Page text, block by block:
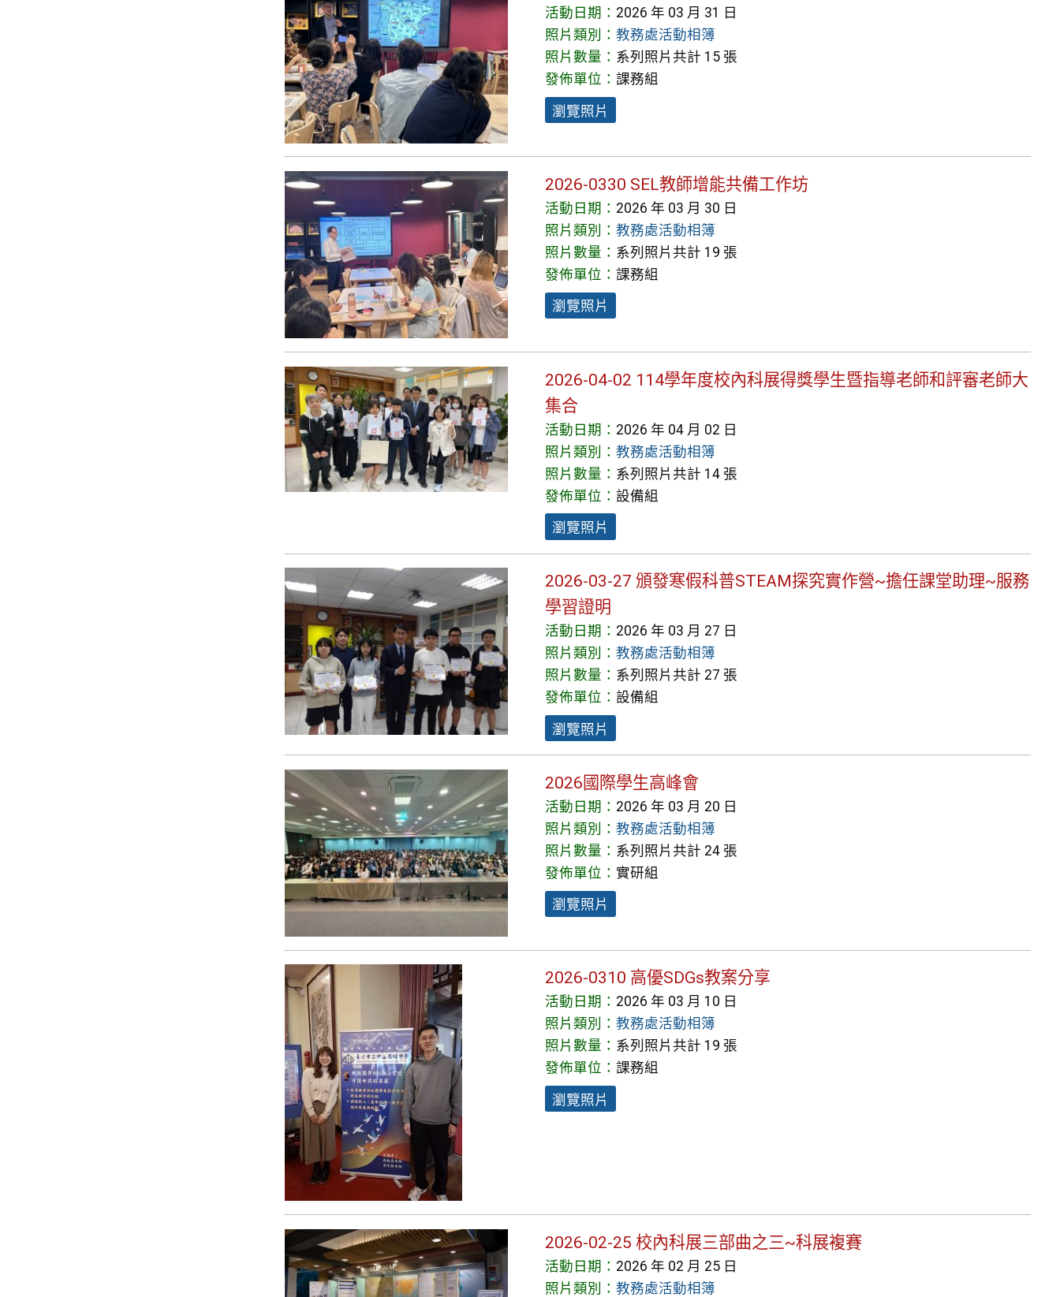
活動日期： 2026 年 03 月 31 日
照片類別：教務處活動相簿
照片數量： 系列照片共計 15 張
發佈單位：課務組
瀏覽照片
2026-0330 SEL教師增能共備工作坊
活動日期： 2026 年 03 月 30 日
照片類別：教務處活動相簿
照片數量： 系列照片共計 19 張
發佈單位：課務組
瀏覽照片
2026-04-02 114學年度校內科展得獎學生暨指導老師和評審老師大
集合
活動日期： 2026 年 04 月 02 日
照片類別：教務處活動相簿
照片數量： 系列照片共計 14 張
發佈單位：設備組
瀏覽照片
2026-03-27 頒發寒假科普STEAM探究實作營~擔任課堂助理~服務
學習證明
活動日期： 2026 年 03 月 27 日
照片類別：教務處活動相簿
照片數量： 系列照片共計 27 張
發佈單位：設備組
瀏覽照片
2026國際學生高峰會
活動日期： 2026 年 03 月 20 日
照片類別：教務處活動相簿
照片數量： 系列照片共計 24 張
發佈單位：實研組
瀏覽照片
2026-0310 高優SDGs教案分享
活動日期： 2026 年 03 月 10 日
照片類別：教務處活動相簿
照片數量： 系列照片共計 19 張
發佈單位：課務組
瀏覽照片
2026-02-25 校內科展三部曲之三~科展複賽
活動日期： 2026 年 02 月 25 日
照片類別：教務處活動相簿